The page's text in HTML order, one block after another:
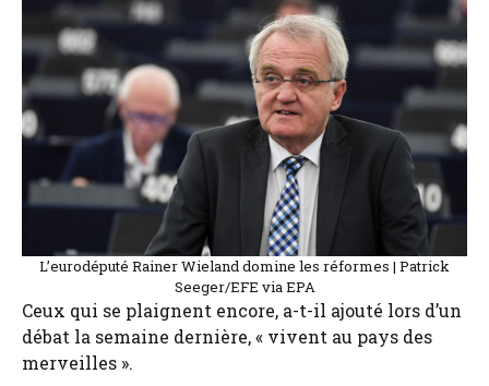
L’eurodéputé Rainer Wieland domine les réformes | Patrick
Seeger/EFE via EPA
Ceux qui se plaignent encore, a-t-il ajouté lors d’un
débat la semaine dernière, « vivent au pays des
merveilles ».